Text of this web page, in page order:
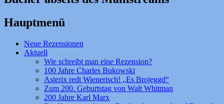
Hauptmenü
Zum
Inhalt
Neue Rezensionen
Aktuell
Wie schreibt man eine Rezension?
100 Jahre Charles Bukowski
Asterix redt Wienerisch! „Es Brojeggd“
Zum 200. Geburtstag von Walt Whitman
200 Jahre Karl Marx